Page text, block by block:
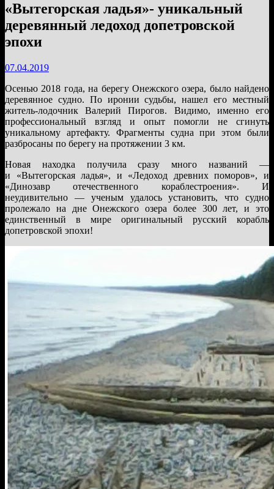
«Вытегорская ладья»- уникальный
деревянный ледоход допетровской
эпохи
07.04.2019
Осенью 2018 года, на берегу Онежского озера, было найдено
деревянное судно. По иронии судьбы, нашел его местный
житель-лодочник Валерий Пирогов. Видимо, именно его
профессиональный взгляд и опыт помогли не сгинуть
уникальному артефакту. Фрагменты судна при этом были
разбросаны по берегу на протяжении 3 км.
Новая находка получила сразу много названий —
и «Вытегорская ладья», и «Ледоход древних поморов», и
«Динозавр отечественного кораблестроения». И
неудивительно — ученым удалось установить, что судно
пролежало на дне Онежского озера более 300 лет, и это
единственный в мире оригинальный русский корабль
допетровской эпохи!